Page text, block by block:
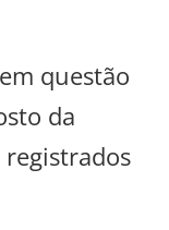
questão
da